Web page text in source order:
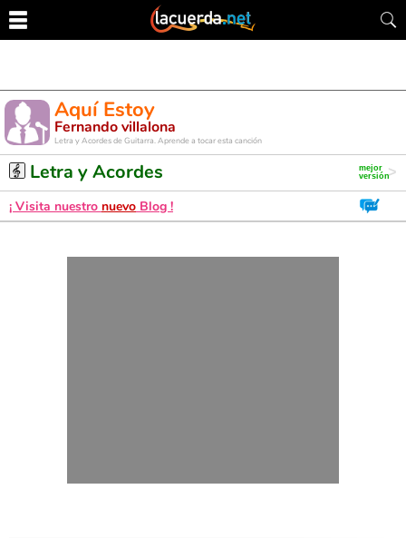
Aquí Estoy
Fernando villalona
Letra y Acordes de Guitarra. Aprende a tocar esta canción
Letra y Acordes
¡ Visita nuestro nuevo Blog !